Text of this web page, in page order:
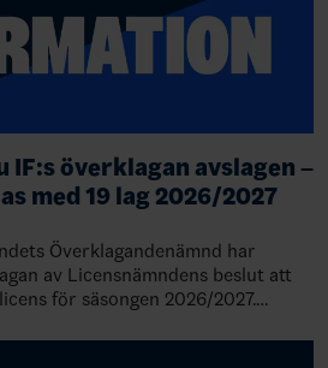
IF:s överklagan avslagen –
med 19 lag 2026/2027
Överklagandenämnd har
av Licensnämndens beslut att
för säsongen 2026/2027.